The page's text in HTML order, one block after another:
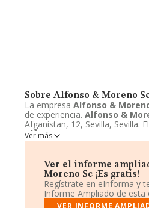
Sobre Alfonso & Moreno
La empresa Alfonso &
de experiencia. Alfonso &
Afganistan, 12, Sevilla, Sevilla.
Alfonso & Moreno Sc
es
Ver más
Ver el informe
Moreno Sc ¡Es gratis!
Regístrate en eInforma y
Informe Ampliado de esta
VER INFORME